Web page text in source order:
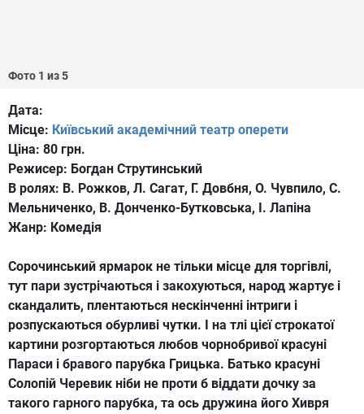
Фото 1 из 5
Дата:
Місце: Київський академічний театр оперети
Ціна: 80 грн.
Режисер: Богдан Струтинський
В ролях: В. Рожков, Л. Сагат, Г. Довбня, О. Чувпило, С.
Мельниченко, В. Донченко-Бутковська, І. Лапіна
Жанр: Комедія
Сорочинський ярмарок не тільки місце для торгівлі,
тут пари зустрічаються і закохуються, народ жартує і
скандалить, плентаються нескінченні інтриги і
розпускаються обурливі чутки. І на тлі цієї строкатої
картини розгортаються любов чорнобривої красуні
Параси і бравого парубка Грицька. Батько красуні
Солопій Черевик ніби не проти б віддати дочку за
такого гарного парубка, та ось дружина його Хивря